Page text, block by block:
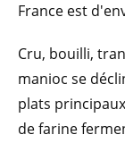
France est
Cru, bouilli,
manioc se
plats
de farine